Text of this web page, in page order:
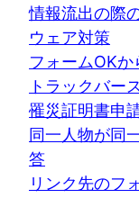
情報流出の際
ウェア対策
フォームOKか
トラックバー
罹災証明書申
同一人物が同
答
リンク先のフ